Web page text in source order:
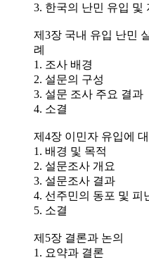
3. 한국의 난민 유입 및
제3장 국내 유입 난민
례
1. 조사 배경
2. 설문의 구성
3. 설문 조사 주요 결과
4. 소결
제4장 이민자 유입에
1. 배경 및 목적
2. 설문조사 개요
3. 설문조사 결과
4. 선주민의 동포 및 피
5. 소결
제5장 결론과 논의
1. 요약과 결론